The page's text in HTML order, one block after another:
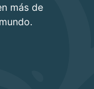
más de